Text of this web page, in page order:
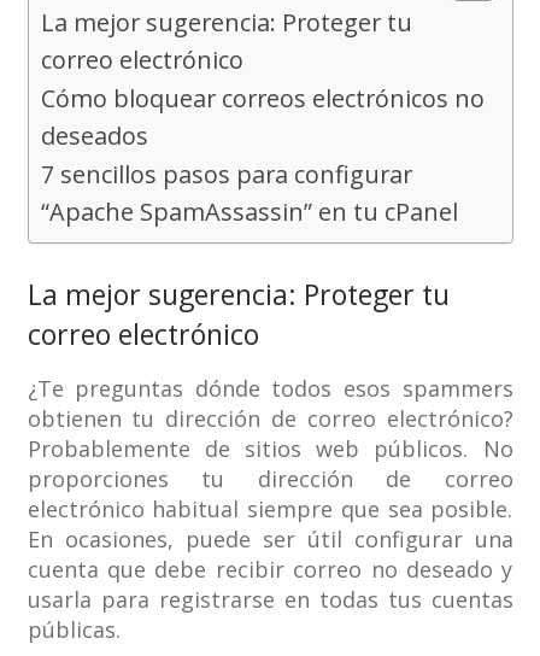
La mejor sugerencia: Proteger tu
correo electrónico
Cómo bloquear correos electrónicos no
deseados
7 sencillos pasos para configurar
“Apache SpamAssassin” en tu cPanel
La mejor sugerencia: Proteger tu
correo electrónico
¿Te preguntas dónde todos esos spammers
obtienen tu dirección de correo electrónico?
Probablemente de sitios web públicos. No
proporciones tu dirección de correo
electrónico habitual siempre que sea posible.
En ocasiones, puede ser útil configurar una
cuenta que debe recibir correo no deseado y
usarla para registrarse en todas tus cuentas
públicas.